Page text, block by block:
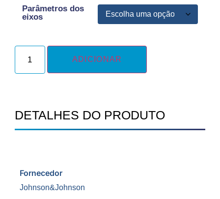
Parâmetros dos
eixos
ADICIONAR
DETALHES DO PRODUTO
Fornecedor
Johnson&Johnson